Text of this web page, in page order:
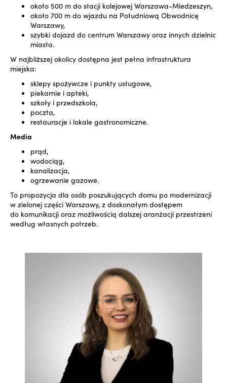
około 500 m do stacji kolejowej Warszawa-Miedzeszyn,
około 700 m do wjazdu na Południową Obwodnicę
Warszawy,
szybki dojazd do centrum Warszawy oraz innych dzielnic
miasta.
W najbliższej okolicy dostępna jest pełna infrastruktura
miejska:
sklepy spożywcze i punkty usługowe,
piekarnie i apteki,
szkoły i przedszkola,
poczta,
restauracje i lokale gastronomiczne.
Media
prąd,
wodociąg,
kanalizacja,
ogrzewanie gazowe.
To propozycja dla osób poszukujących domu po modernizacji
w zielonej części Warszawy, z doskonałym dostępem
do komunikacji oraz możliwością dalszej aranżacji przestrzeni
według własnych potrzeb.